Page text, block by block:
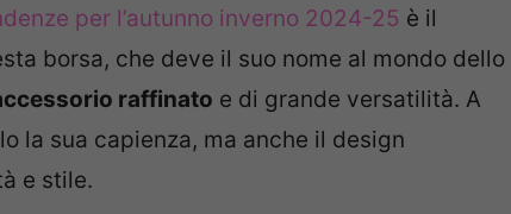
per l’autunno inverno 2024-25 è il
borsa, che deve il suo nome al mondo dello
raffinato e di grande versatilità. A
la sua capienza, ma anche il design
e stile.